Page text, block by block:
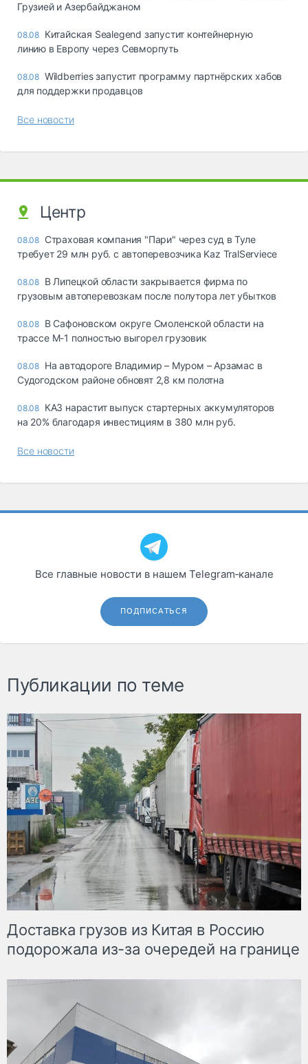
Грузией и Азербайджаном
08.08 Китайская Sealegend запустит контейнерную
линию в Европу через Севморпуть
08.08 Wildberries запустит программу партнёрских хабов
для поддержки продавцов
Все новости
Центр
08.08 Страховая компания "Пари" через суд в Туле
требует 29 млн руб. с автоперевозчика Kaz TralServiece
08.08 В Липецкой области закрывается фирма по
грузовым автоперевозкам после полутора лет убытков
08.08 В Сафоновском округе Смоленской области на
трассе М-1 полностью выгорел грузовик
08.08 На автодороге Владимир – Муром – Арзамас в
Судогодском районе обновят 2,8 км полотна
08.08 КАЗ нарастит выпуск стартерных аккумуляторов
на 20% благодаря инвестициям в 380 млн руб.
Все новости
Все главные новости в нашем Telegram‑канале
ПОДПИСАТЬСЯ
Публикации по теме
Доставка грузов из Китая в Россию
подорожала из-за очередей на границе